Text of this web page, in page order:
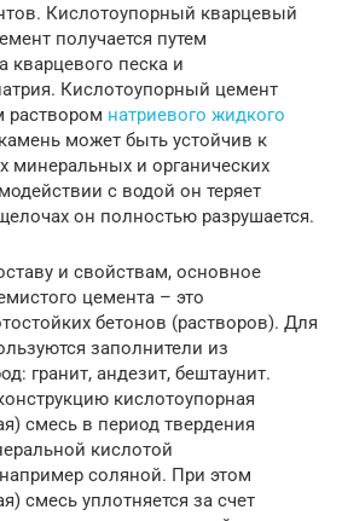
Кислотоупорный кварцевый
получается путем
кварцевого песка и
Кислотоупорный цемент
раствором натриевого жидкого
может быть устойчив к
минеральных и органических
с водой он теряет
он полностью разрушается.
и свойствам, основное
цемента – это
бетонов (растворов). Для
заполнители из
гранит, андезит, бештаунит.
кислотоупорная
смесь в период твердения
кислотой
соляной. При этом
смесь уплотняется за счет